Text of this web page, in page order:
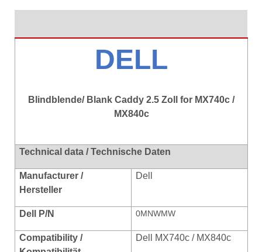
DELL
Blindblende/ Blank Caddy 2.5 Zoll for MX740c /
MX840c
Technical data / Technische Daten
Manufacturer /
Hersteller
Dell
Dell P/N 0MNWMW
Compatibility /
Dell MX740c / MX840c